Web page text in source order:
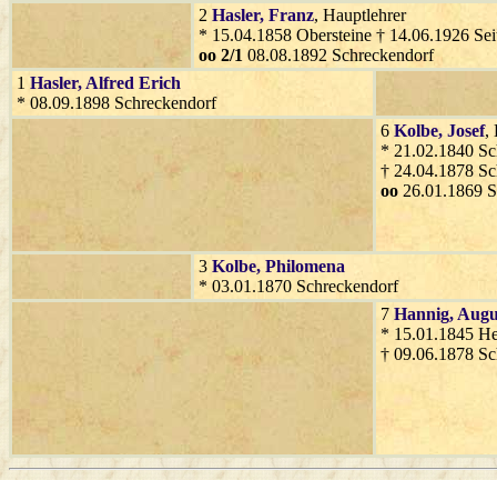
2 Hasler, Franz, Hauptlehrer
* 15.04.1858 Obersteine † 14.06.1926
oo 2/1 08.08.1892 Schreckendorf
1 Hasler, Alfred Erich
* 08.09.1898 Schreckendorf
6 Kolbe, Josef,
* 21.02.1840
† 24.04.1878
oo 26.01.1869
3 Kolbe, Philomena
* 03.01.1870 Schreckendorf
7 Hannig,
* 15.01.1845
† 09.06.1878